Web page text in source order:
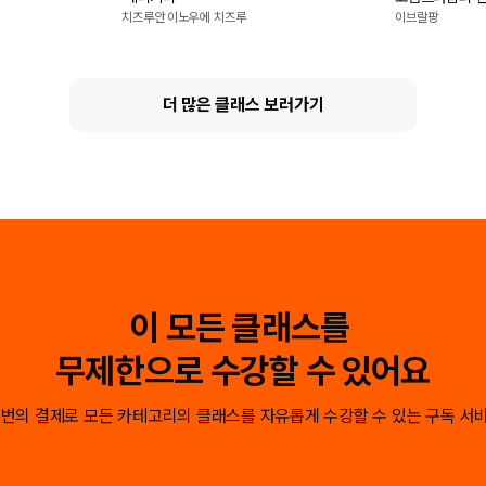
치즈루안 이노우에 치즈루
케이크
이브랄팡
더 많은 클래스 보러가기
이 모든 클래스를
무제한으로 수강할 수 있어요
의 결제로 모든 카테고리의 클래스를 자유롭게 수강할 수 있는 구독 서